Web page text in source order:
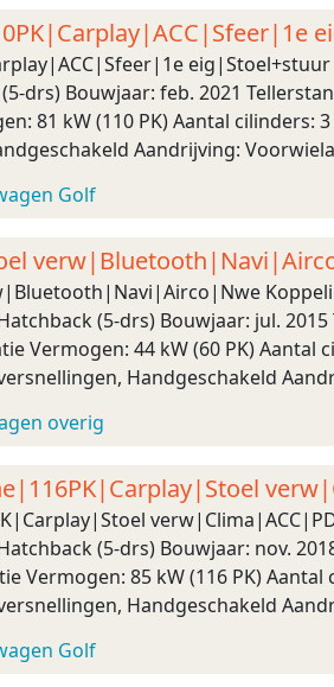
drs) Bouwjaar: feb. 2021
81 kW (110 PK) Aantal
Aandrijving:
Golf
(5-drs) Bouwjaar: jul.
Vermogen: 44 kW (60 PK) Aantal
Handgeschakeld
overig
(5-drs) Bouwjaar: nov.
Vermogen: 85 kW (116 PK)
Handgeschakeld
Golf